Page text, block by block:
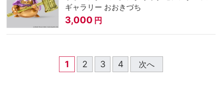
ギャラリー おおきづち
3,000 円
1 2 3 4 次へ